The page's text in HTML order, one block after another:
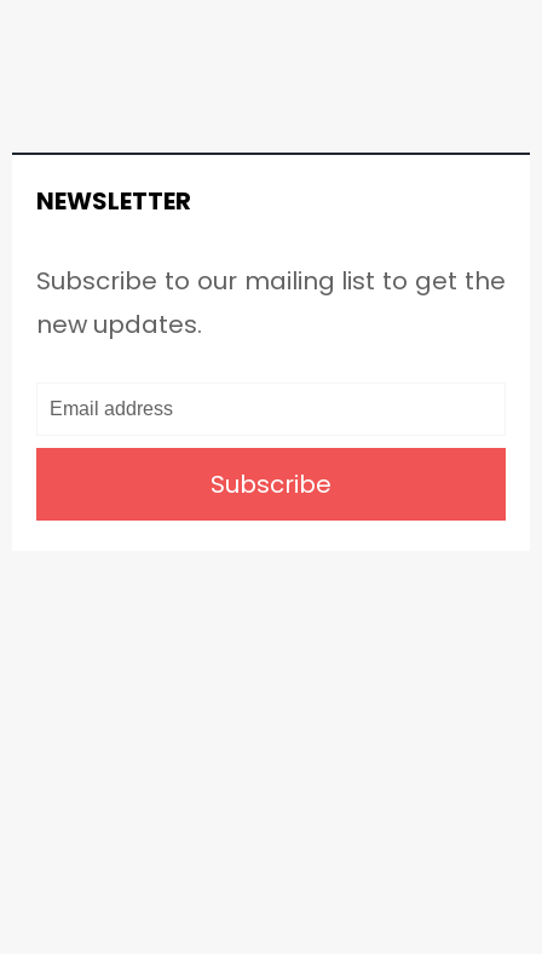
NEWSLETTER
Subscribe to our mailing list to get the
new updates.
Subscribe